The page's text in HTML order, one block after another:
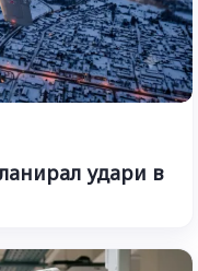
удари в